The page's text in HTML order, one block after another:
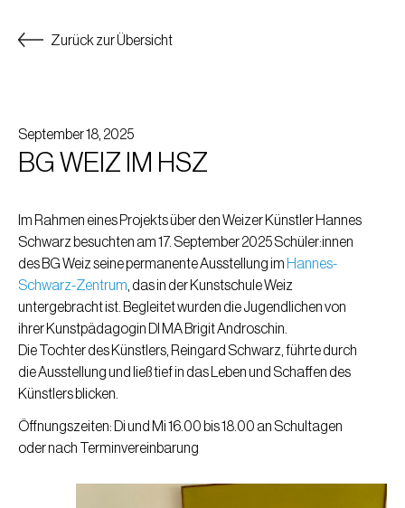
Zurück zur Übersicht
September 18, 2025
BG WEIZ IM HSZ
Im Rahmen eines Projekts über den Weizer Künstler Hannes
Schwarz besuchten am 17. September 2025 Schüler:innen
des BG Weiz seine permanente Ausstellung im Hannes-
Schwarz-Zentrum, das in der Kunstschule Weiz
untergebracht ist. Begleitet wurden die Jugendlichen von
ihrer Kunstpädagogin DI MA Brigit Androschin.
Die Tochter des Künstlers, Reingard Schwarz, führte durch
die Ausstellung und ließ tief in das Leben und Schaffen des
Künstlers blicken.
Öffnungszeiten: Di und Mi 16.00 bis 18.00 an Schultagen
oder nach Terminvereinbarung